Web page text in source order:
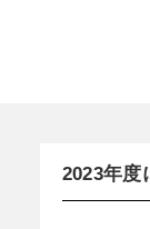
2023年度